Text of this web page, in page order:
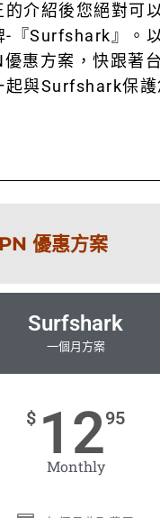
介紹後您絕對可
-『Surfshark』。
惠方案，快跟著
起與Surfshark保護
優惠方案
Surfshark
一個月方案
$ 1295
Monthly